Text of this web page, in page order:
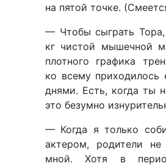
на пятой точке.
— Чтобы сыграть
кг чистой мышечной
плотного графика
ко всему приходилось
днями. Есть, когда ты
это безумно
— Когда я только
актером, родители
мной. Хотя в